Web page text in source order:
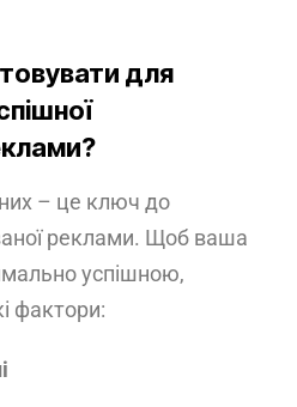
для
– це ключ до
реклами. Щоб ваша
успішною,
фактори: